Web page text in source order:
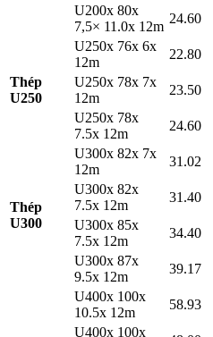
U200x 80x
7,5× 11.0x 12m
24.60
Thép
U250
U250x 76x 6x
12m
22.80
U250x 78x 7x
12m
23.50
U250x 78x
7.5x 12m
24.60
Thép
U300
U300x 82x 7x
12m
31.02
U300x 82x
7.5x 12m
31.40
U300x 85x
7.5x 12m
34.40
U300x 87x
9.5x 12m
39.17
U400x 100x
10.5x 12m
58.93
U400x 100x